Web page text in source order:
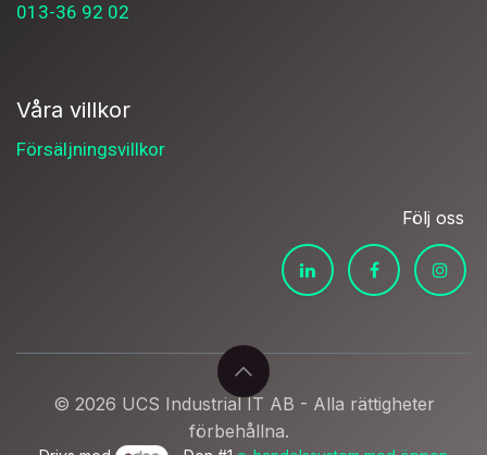
013-36 92 02
Våra villkor
Försäljningsvillkor
Följ oss
© 2026 UCS Industrial IT AB - Alla rättigheter
förbehållna.